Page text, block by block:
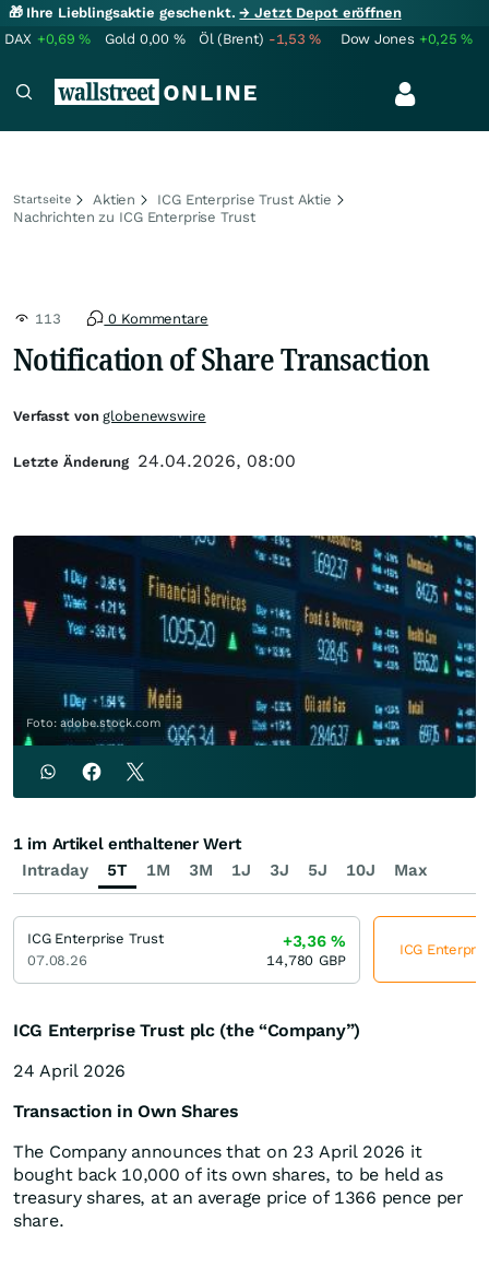
🎁 Ihre Lieblingsaktie geschenkt.→ Jetzt Depot eröffnen
DAX +0,69% Gold 0,00 % Öl (Brent) -1,53% Dow Jones +0,25%
Startseite Aktien
ICG Enterprise Trust Aktie
Nachrichten zu ICG Enterprise Trust
113 0 Kommentare
Notification of Share Transaction
Foto: adobe.stock.com
ICG Enterprise Trust plc (the “Company”)
24 April 2026
Transaction in Own Shares
The Company announces that on 23 April 2026 it
bought back 10,000 of its own shares, to be held as
treasury shares, at an average price of 1366 pence per
share.
Verfasst vonglobenewswire
Letzte Änderung 24.04.2026, 08:00
Intraday 5T 1M 3M 1J 3J 5J 10J Max
1 im Artikel enthaltener Wert
ICG Enterprise Trust
07.08.26
+3,36%
14,780 GBP
ICG